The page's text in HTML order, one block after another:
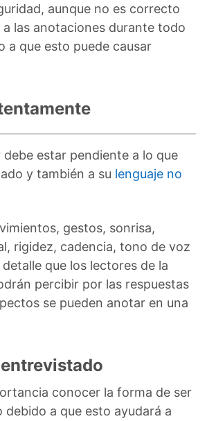
aunque no es correcto
las anotaciones durante todo
a que esto puede causar
estar pendiente a lo que
y también a su lenguaje no
gestos, sonrisa,
rigidez, cadencia, tono de voz
que los lectores de la
percibir por las respuestas
se pueden anotar en una
conocer la forma de ser
debido a que esto ayudará a